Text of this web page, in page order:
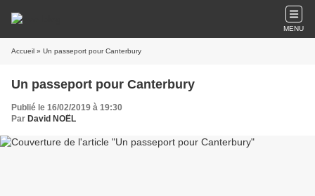
MENU
Accueil » Un passeport pour Canterbury
Un passeport pour Canterbury
Publié le 16/02/2019 à 19:30
Par David NOËL